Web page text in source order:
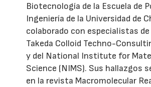
Biotecnología de la Escuela de
Ingeniería de la Universidad de
colaborado con especialistas de
Takeda Colloid Techno-
y del National Institute for
Science (NIMS). Sus hallazgos
en la revista Macromolecular